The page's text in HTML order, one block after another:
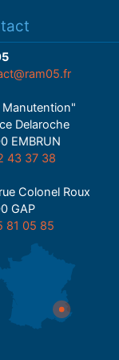
Manutention"
Delaroche
EMBRUN
43 37 38
Colonel Roux
GAP
81 05 85